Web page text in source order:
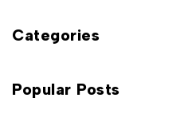
Categories
Popular Posts